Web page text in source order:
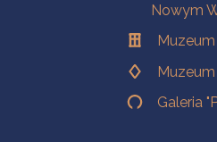
Nowym
Galeria